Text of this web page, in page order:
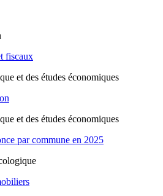
fiscaux
et des études économiques
et des études économiques
par commune en 2025